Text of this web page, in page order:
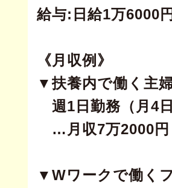
給与:日給1万6000
《月収例》
▼扶養内で働く主
週1日勤務（月4
…月収7万2000円
▼Wワークで働く